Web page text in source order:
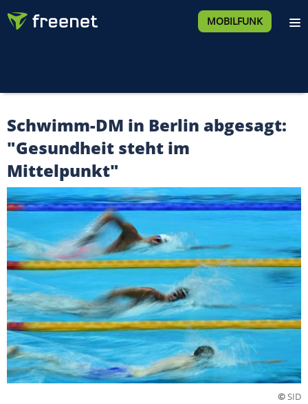
MOBILFUNK
Schwimm-DM in Berlin abgesagt:
"Gesundheit steht im
Mittelpunkt"
©SID